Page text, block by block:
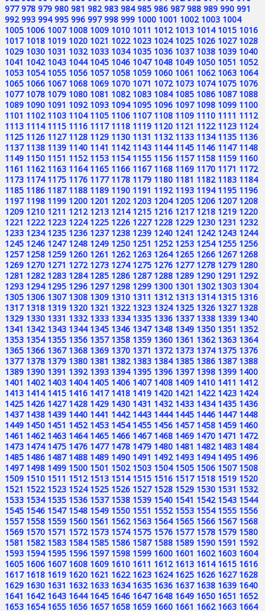
977 978 979 980 981 982 983 984 985 986 987 988 989 990 991
992 993 994 995 996 997 998 999 1000 1001 1002 1003 1004
1005 1006 1007 1008 1009 1010 1011 1012 1013 1014 1015 1016
1017 1018 1019 1020 1021 1022 1023 1024 1025 1026 1027 1028
1029 1030 1031 1032 1033 1034 1035 1036 1037 1038 1039 1040
1041 1042 1043 1044 1045 1046 1047 1048 1049 1050 1051 1052
1053 1054 1055 1056 1057 1058 1059 1060 1061 1062 1063 1064
1065 1066 1067 1068 1069 1070 1071 1072 1073 1074 1075 1076
1077 1078 1079 1080 1081 1082 1083 1084 1085 1086 1087 1088
1089 1090 1091 1092 1093 1094 1095 1096 1097 1098 1099 1100
1101 1102 1103 1104 1105 1106 1107 1108 1109 1110 1111 1112
1113 1114 1115 1116 1117 1118 1119 1120 1121 1122 1123 1124
1125 1126 1127 1128 1129 1130 1131 1132 1133 1134 1135 1136
1137 1138 1139 1140 1141 1142 1143 1144 1145 1146 1147 1148
1149 1150 1151 1152 1153 1154 1155 1156 1157 1158 1159 1160
1161 1162 1163 1164 1165 1166 1167 1168 1169 1170 1171 1172
1173 1174 1175 1176 1177 1178 1179 1180 1181 1182 1183 1184
1185 1186 1187 1188 1189 1190 1191 1192 1193 1194 1195 1196
1197 1198 1199 1200 1201 1202 1203 1204 1205 1206 1207 1208
1209 1210 1211 1212 1213 1214 1215 1216 1217 1218 1219 1220
1221 1222 1223 1224 1225 1226 1227 1228 1229 1230 1231 1232
1233 1234 1235 1236 1237 1238 1239 1240 1241 1242 1243 1244
1245 1246 1247 1248 1249 1250 1251 1252 1253 1254 1255 1256
1257 1258 1259 1260 1261 1262 1263 1264 1265 1266 1267 1268
1269 1270 1271 1272 1273 1274 1275 1276 1277 1278 1279 1280
1281 1282 1283 1284 1285 1286 1287 1288 1289 1290 1291 1292
1293 1294 1295 1296 1297 1298 1299 1300 1301 1302 1303 1304
1305 1306 1307 1308 1309 1310 1311 1312 1313 1314 1315 1316
1317 1318 1319 1320 1321 1322 1323 1324 1325 1326 1327 1328
1329 1330 1331 1332 1333 1334 1335 1336 1337 1338 1339 1340
1341 1342 1343 1344 1345 1346 1347 1348 1349 1350 1351 1352
1353 1354 1355 1356 1357 1358 1359 1360 1361 1362 1363 1364
1365 1366 1367 1368 1369 1370 1371 1372 1373 1374 1375 1376
1377 1378 1379 1380 1381 1382 1383 1384 1385 1386 1387 1388
1389 1390 1391 1392 1393 1394 1395 1396 1397 1398 1399 1400
1401 1402 1403 1404 1405 1406 1407 1408 1409 1410 1411 1412
1413 1414 1415 1416 1417 1418 1419 1420 1421 1422 1423 1424
1425 1426 1427 1428 1429 1430 1431 1432 1433 1434 1435 1436
1437 1438 1439 1440 1441 1442 1443 1444 1445 1446 1447 1448
1449 1450 1451 1452 1453 1454 1455 1456 1457 1458 1459 1460
1461 1462 1463 1464 1465 1466 1467 1468 1469 1470 1471 1472
1473 1474 1475 1476 1477 1478 1479 1480 1481 1482 1483 1484
1485 1486 1487 1488 1489 1490 1491 1492 1493 1494 1495 1496
1497 1498 1499 1500 1501 1502 1503 1504 1505 1506 1507 1508
1509 1510 1511 1512 1513 1514 1515 1516 1517 1518 1519 1520
1521 1522 1523 1524 1525 1526 1527 1528 1529 1530 1531 1532
1533 1534 1535 1536 1537 1538 1539 1540 1541 1542 1543 1544
1545 1546 1547 1548 1549 1550 1551 1552 1553 1554 1555 1556
1557 1558 1559 1560 1561 1562 1563 1564 1565 1566 1567 1568
1569 1570 1571 1572 1573 1574 1575 1576 1577 1578 1579 1580
1581 1582 1583 1584 1585 1586 1587 1588 1589 1590 1591 1592
1593 1594 1595 1596 1597 1598 1599 1600 1601 1602 1603 1604
1605 1606 1607 1608 1609 1610 1611 1612 1613 1614 1615 1616
1617 1618 1619 1620 1621 1622 1623 1624 1625 1626 1627 1628
1629 1630 1631 1632 1633 1634 1635 1636 1637 1638 1639 1640
1641 1642 1643 1644 1645 1646 1647 1648 1649 1650 1651 1652
1653 1654 1655 1656 1657 1658 1659 1660 1661 1662 1663 1664